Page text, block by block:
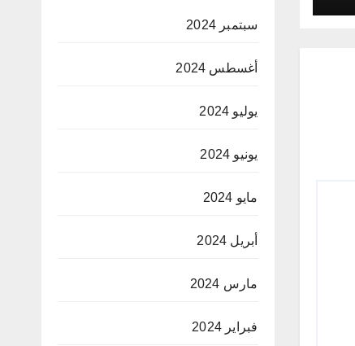
سبتمبر 2024
أغسطس 2024
يوليو 2024
يونيو 2024
مايو 2024
أبريل 2024
مارس 2024
فبراير 2024